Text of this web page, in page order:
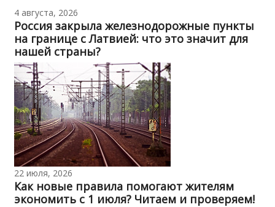
4 августа, 2026
Россия закрыла железнодорожные пункты
на границе с Латвией: что это значит для
нашей страны?
22 июля, 2026
Как новые правила помогают жителям
экономить с 1 июля? Читаем и проверяем!